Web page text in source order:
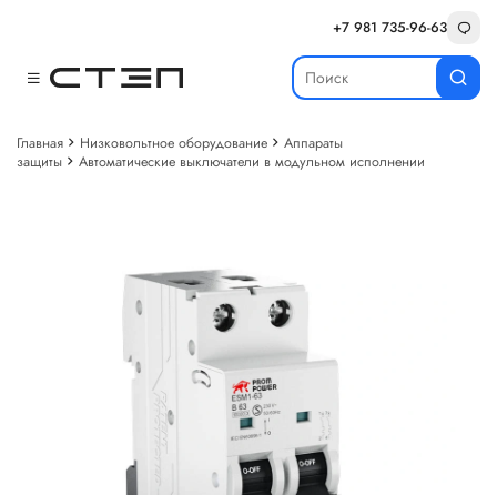
+7 981 735-96-63
Главная Низковольтное оборудование
Аппараты
защиты
Автоматические выключатели в модульном исполнении